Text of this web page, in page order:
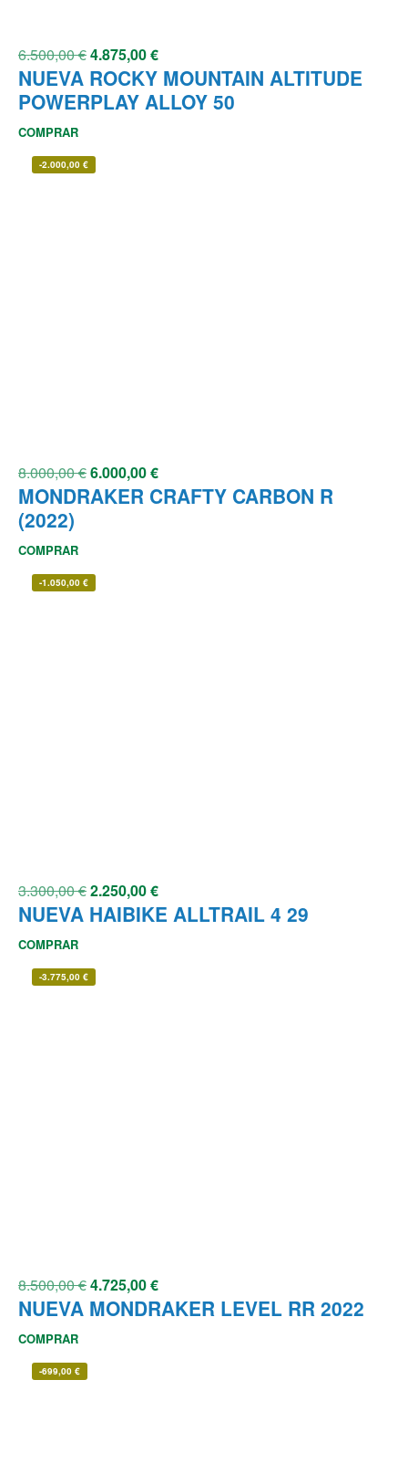
6.500,00€4.875,00€
NUEVA ROCKY MOUNTAIN ALTITUDE
POWERPLAY ALLOY 50
COMPRAR
-2.000,00 €
8.000,00€6.000,00€
MONDRAKER CRAFTY CARBON R
(2022)
COMPRAR
-1.050,00 €
3.300,00€2.250,00€
NUEVA HAIBIKE ALLTRAIL 4 29
COMPRAR
-3.775,00 €
8.500,00€4.725,00€
NUEVA MONDRAKER LEVEL RR 2022
COMPRAR
-699,00 €